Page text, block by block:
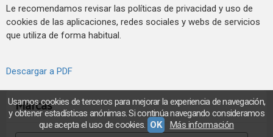
Marcas
Le recomendamos revisar las políticas de privacidad y uso de
cookies de las aplicaciones, redes sociales y webs de servicios
que utiliza de forma habitual.
Descargar a PDF
Usamos cookies de terceros para mejorar la experiencia de navegación,
y obtener estadísticas anónimas. Si continúa navegando consideramos
que acepta el uso de cookies. OK Más información